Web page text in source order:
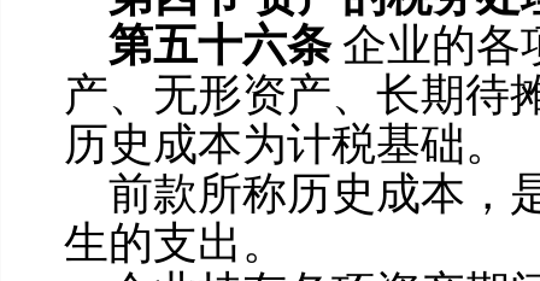
第五十六条 企业的各
产、无形资产、长期待
历史成本为计税基础。
前款所称历史成本，
生的支出。